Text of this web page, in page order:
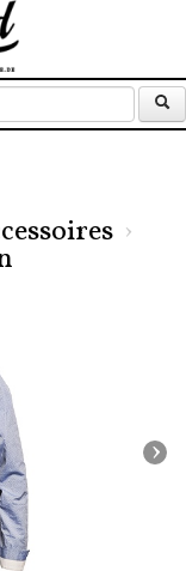
›
›